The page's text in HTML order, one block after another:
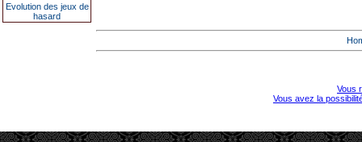
Evolution des jeux de
hasard
Vous
Vous avez la